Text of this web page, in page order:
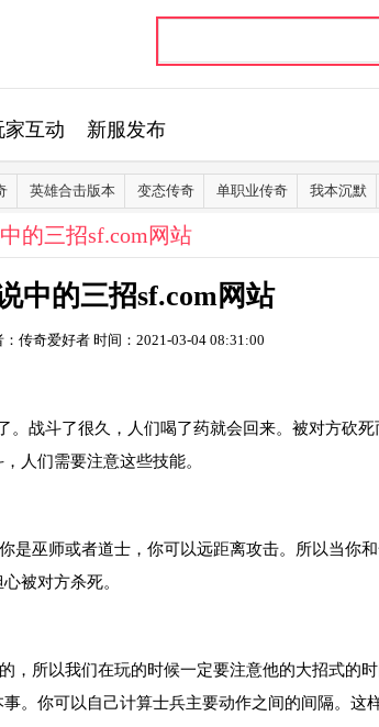
家互动 新服发布
英雄合击版本 变态传奇 单职业传奇 我本沉默
的三招sf.com网站
中的三招sf.com网站
：传奇爱好者 时间：2021-03-04 08:31:00
。战斗了很久，人们喝了药就会回来。被对方砍
人们需要注意这些技能。
是巫师或者道士，你可以远距离攻击。所以当你
被对方杀死。
，所以我们在玩的时候一定要注意他的大招式的
。你可以自己计算士兵主要动作之间的间隔。这